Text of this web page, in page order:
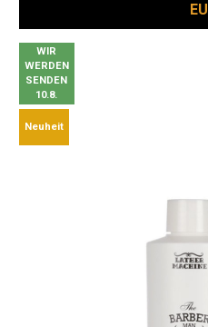
WIR
WERDEN
SENDEN
10.8.
Neuheit